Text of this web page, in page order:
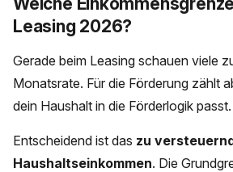
Leasing 2026?
Gerade beim Leasing schauen viele
Monatsrate. Für die Förderung zählt
dein Haushalt in die Förderlogik passt.
Entscheidend ist das zu
Haushaltseinkommen. Die